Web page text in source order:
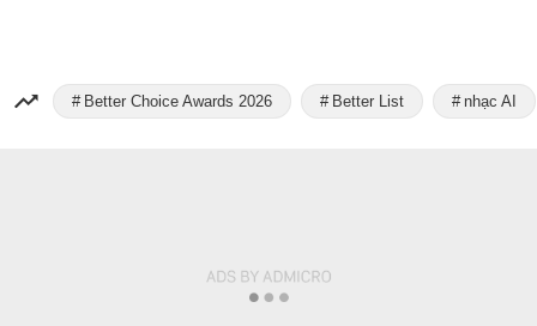
Better Choice Awards 2026 Better List nhạc AI